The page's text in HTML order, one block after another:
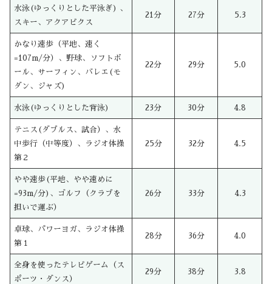
水泳(ゆっくりとした平泳ぎ) 、
スキー、アクアビクス
21分 27分 5.3
かなり速歩（平地、速く
=107m/分）、野球、ソフトボ
ール、サーフィン、バレエ(モ
ダン、ジャズ)
22分 29分 5.0
水泳(ゆっくりとした背泳) 23分 30分 4.8
テニス(ダブルス、試合）、水
中歩行（中等度）、ラジオ体操
第２
25分 32分 4.5
やや速歩(平地、やや速めに
=93m/分)、ゴルフ（クラブを
担いで運ぶ）
26分 33分 4.3
卓球、パワーヨガ、ラジオ体操
第１
28分 36分 4.0
全身を使ったテレビゲーム（ス
ポーツ・ダンス）
29分 38分 3.8